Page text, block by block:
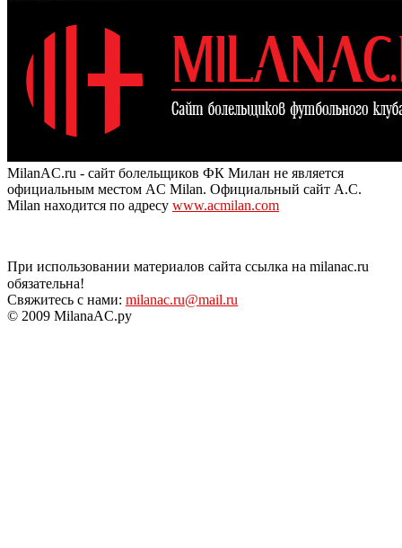
MilanAC.ru - сайт болельщиков ФК Милан не является
официальным местом AC Milan. Официальный сайт A.C.
Milan находится по адресу www.acmilan.com
При использовании материалов сайта ссылка на milanac.ru
обязательна!
Свяжитесь с нами: milanac.ru@mail.ru
© 2009 MilanaAC.ру